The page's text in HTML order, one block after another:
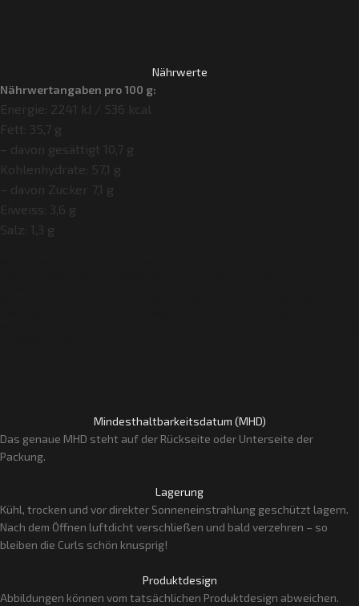
Nährwerte
Nährwertangaben pro 100 g:
Energie: 2241 kJ / 536 kcal
Fett: 35,7 g
– davon gesättigt 10,7 g
Kohlenhydrate: 57,1 g
– davon Zucker 7,1 g
Eiweiss: 3,6 g
Salz: 1,3 g
Mindesthaltbarkeitsdatum (MHD)
Das genaue MHD steht auf der Rückseite oder Unterseite der
Packung.
Lagerung
Kühl, trocken und vor direkter Sonneneinstrahlung geschützt lagern.
Nach dem Öffnen luftdicht verschließen und bald verzehren – so
bleiben die Curls schön knusprig!
Produktdesign
Abbildungen können vom tatsächlichen Produktdesign abweichen.